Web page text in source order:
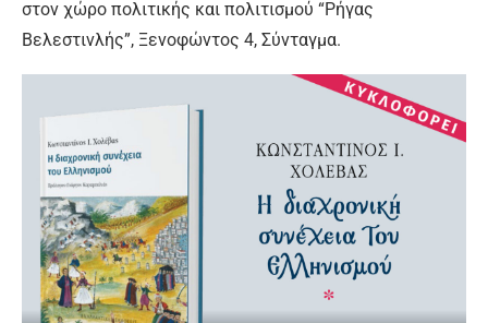
στον χώρο πολιτικής και πολιτισμού “Ρήγας
Βελεστινλής”, Ξενοφώντος 4, Σύνταγμα.